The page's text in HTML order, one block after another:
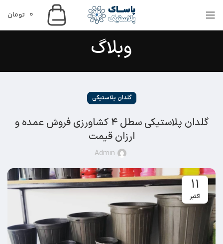
0 تومان
وبلاگ
گلدان پلاستیکی
گلدان پلاستیکی سطل ۴ کشاورزی فروش عمده و
ارزان قیمت
Admin
11
اکتبر